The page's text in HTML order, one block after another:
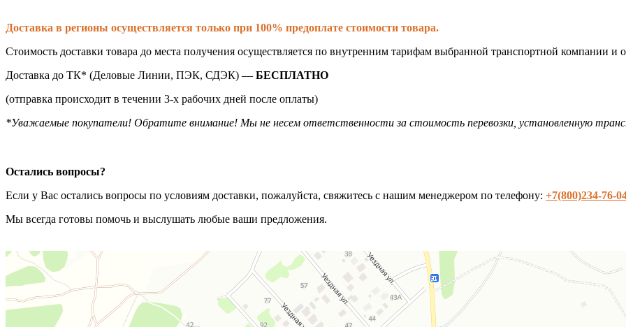
Доставка в регионы осуществляется только при 100% предоплате стоимости товара.
Стоимость доставки товара до места получения осуществляется по внутренним тарифам выбранной транспортной компании и
Доставка до ТК* (Деловые Линии, ПЭК, СДЭК) — БЕСПЛАТНО
(отправка происходит в течении 3-х рабочих дней после оплаты)
*Уважаемые покупатели! Обратите внимание! Мы не несем ответственности за стоимость перевозки, установленную
Остались вопросы?
Если у Вас остались вопросы по условиям доставки, пожалуйста, свяжитесь с нашим менеджером по телефону: +7(800)234-76-
Мы всегда готовы помочь и выслушать любые ваши предложения.